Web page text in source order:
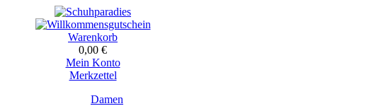
Warenkorb
0,00 €
Mein Konto
Merkzettel
Damen